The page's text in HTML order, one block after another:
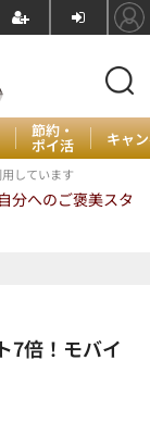
節約・
ポイ活 キャ
しています
分へのご褒美スタ
7倍！モバイ